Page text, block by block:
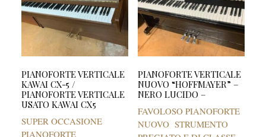
PIANOFORTE VERTICALE
KAWAI CX-5 /
PIANOFORTE VERTICALE
USATO KAWAI CX5
SUPER OCCASIONE
PIANOFORTE
PIANOFORTE VERTICALE
NUOVO “HOFFMAYER” –
NERO LUCIDO –
FAVOLOSO PIANOFORTE
NUOVO STRUMENTO